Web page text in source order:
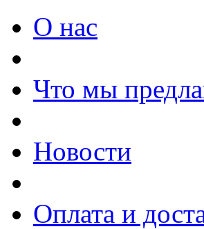
О нас
Что мы
Новости
Оплата и